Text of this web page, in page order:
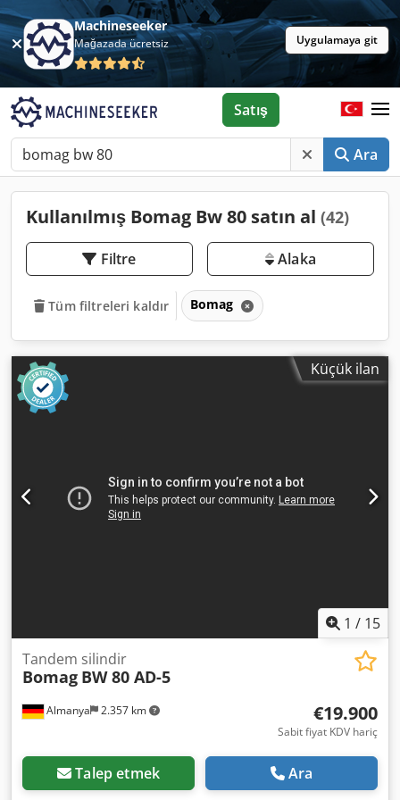
Machineseeker
Mağazada ücretsiz Uygulamaya git
Ara
Satış
Kullanılmış Bomag Bw 80 satın al (42)
Filtre Alaka
Tüm filtreleri kaldır Bomag
Küçük ilan
1 / 15
Almanya 2.357 km
Tandem silindir
Bomag BW 80 AD-5
€19.900
Sabit fiyat KDV hariç
Talep etmek Ara